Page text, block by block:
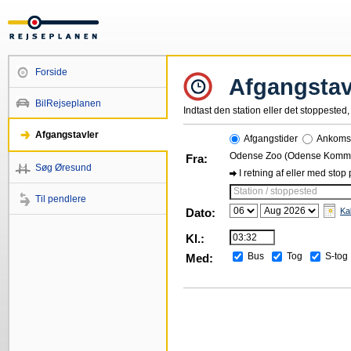
Forside
BilRejseplanen
Afgangstavler
Søg Øresund
Til pendlere
Indtast den station eller det
Afgangstider
Fra:
Odense Zoo (Odense
I retning af eller med stop
Station / stoppested
Dato:
Kl.:
Med:
Bus Tog S-tog